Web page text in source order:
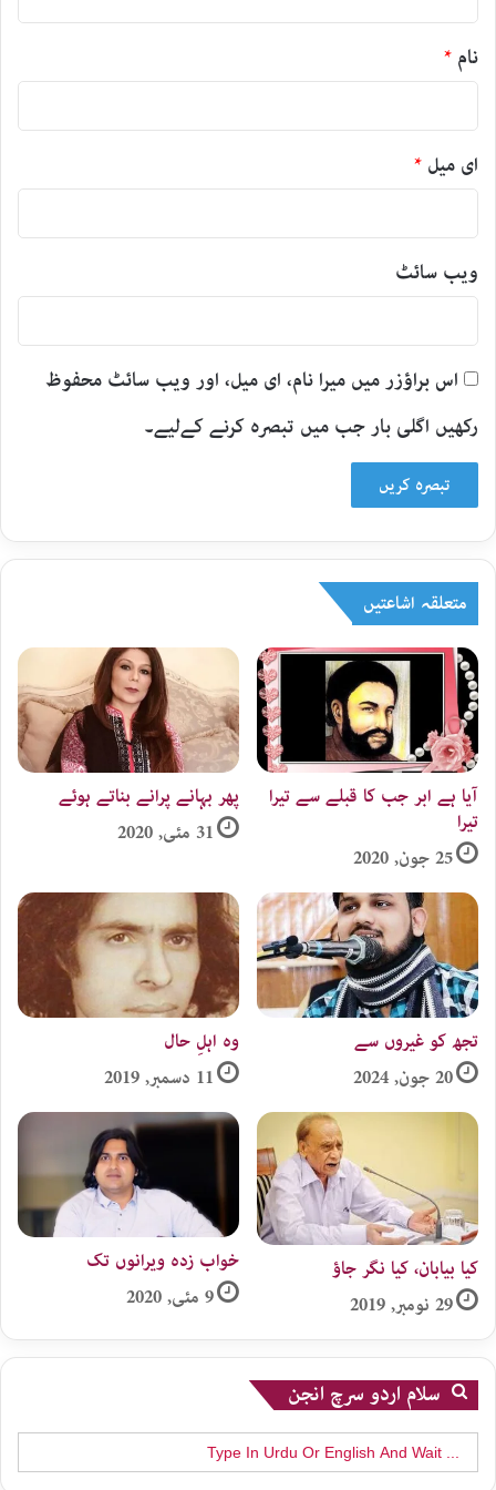
نام *
ای میل *
ویب‌ سائٹ
اس براؤزر میں میرا نام، ای میل، اور ویب سائٹ محفوظ
رکھیں اگلی بار جب میں تبصرہ کرنے کےلیے۔
متعلقہ اشاعتیں
آیا ہے ابر جب کا قبلے سے تیرا
تیرا
25 جون, 2020
پھر بہانے پرانے بناتے ہوئے
31 مئی, 2020
تجھ کو غیروں سے
20 جون, 2024
وہ اہلِ حال
11 دسمبر, 2019
کیا بیابان، کیا نگر جاؤ
29 نومبر, 2019
خواب زدہ ویرانوں تک
9 مئی, 2020
سلام اردو سرچ انجن
Search
for: